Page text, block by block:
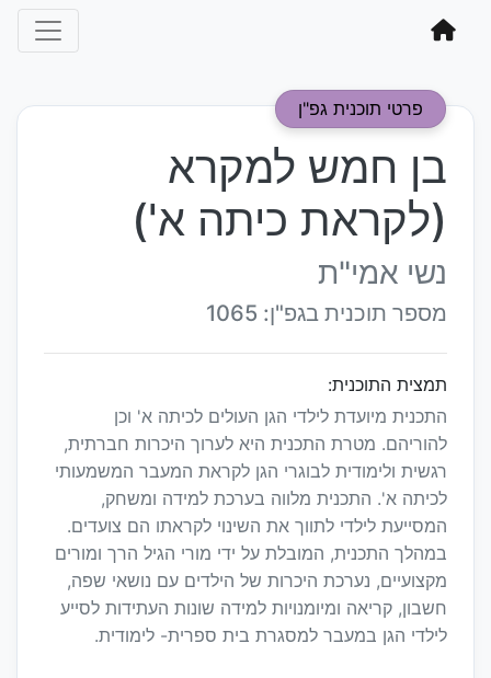
פרטי תוכנית גפ"ן
בן חמש למקרא
(לקראת כיתה א')
נשי אמי"ת
מספר תוכנית בגפ"ן: 1065
תמצית התוכנית:
התכנית מיועדת לילדי הגן העולים לכיתה א' וכן
להוריהם. מטרת התכנית היא לערוך היכרות חברתית,
רגשית ולימודית לבוגרי הגן לקראת המעבר המשמעותי
לכיתה א'. התכנית מלווה בערכת למידה ומשחק,
המסייעת לילדי לתווך את השינוי לקראתו הם צועדים.
במהלך התכנית, המובלת על ידי מורי הגיל הרך ומורים
מקצועיים, נערכת היכרות של הילדים עם נושאי שפה,
חשבון, קריאה ומיומנויות למידה שונות העתידות לסייע
לילדי הגן במעבר למסגרת בית ספרית- לימודית.